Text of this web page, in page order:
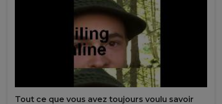
Tout ce que vous avez toujours voulu savoir